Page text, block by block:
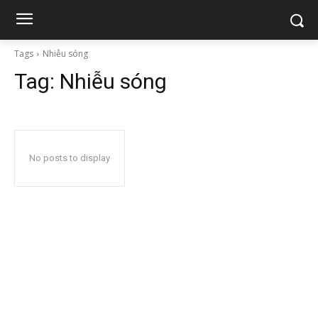
Tags Nhiễu sóng
Tag: Nhiễu sóng
No posts to display